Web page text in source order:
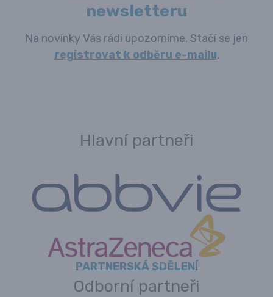
newsletteru
Na novinky Vás rádi upozorníme. Stačí se jen
registrovat k odběru e-mailu.
Hlavní partneři
PARTNERSKÁ SDĚLENÍ
Odborní partneři